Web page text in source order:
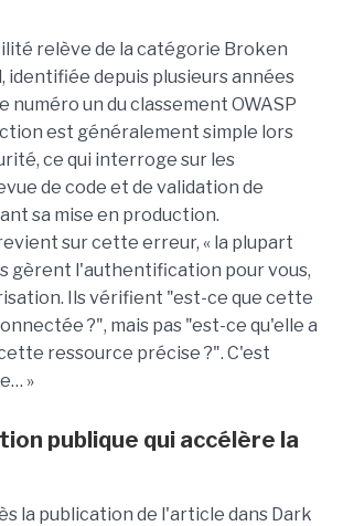
relève de la catégorie Broken
identifiée depuis plusieurs années
numéro un du classement OWASP
est généralement simple lors
ce qui interroge sur les
de code et de validation de
sa mise en production.
sur cette erreur, « la plupart
gèrent l'authentification pour vous,
Ils vérifient "est-ce que cette
?", mais pas "est-ce qu'elle a
ressource précise ?". C'est
»
publique qui accélère la
la publication de l'article dans Dark